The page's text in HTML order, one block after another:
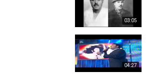
03:05
04:27